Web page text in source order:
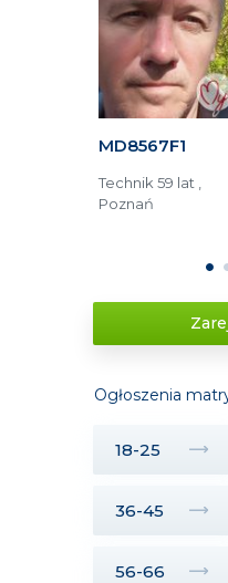
MD8567F1
Technik 59 lat ,
Poznań
1
Ogłoszenia
18-25
36-45
56-66